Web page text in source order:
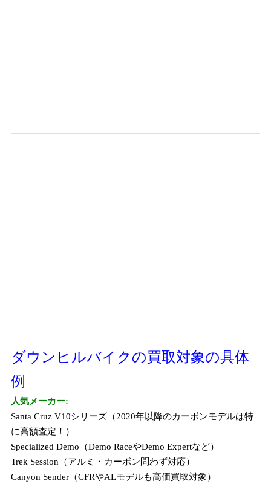
ダウンヒルバイクの買取対象の具体
例
人気メーカー:
Santa Cruz V10シリーズ（2020年以降のカーボンモデルは特
に高額査定！）
Specialized Demo（Demo RaceやDemo Expertなど）
Trek Session（アルミ・カーボン問わず対応）
Canyon Sender（CFRやALモデルも高価買取対象）